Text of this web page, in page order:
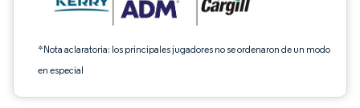
*Nota aclaratoria: los principales jugadores no se ordenaron de un modo
en especial